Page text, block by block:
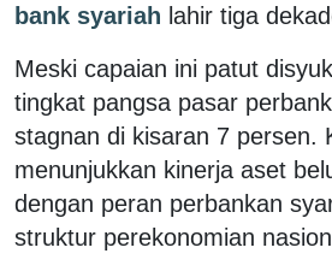
bank syariah lahir tiga
Meski capaian ini patut
tingkat pangsa pasar
stagnan di kisaran 7 persen.
menunjukkan kinerja aset
dengan peran perbankan
struktur perekonomian